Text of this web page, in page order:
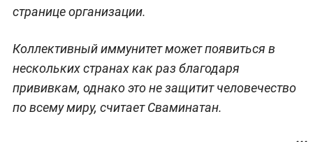
странице организации.
Коллективный иммунитет может появиться в
нескольких странах как раз благодаря
прививкам, однако это не защитит человечество
по всему миру, считает Сваминатан.